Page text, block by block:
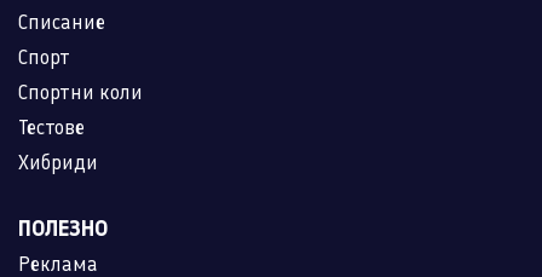
Списание
Спорт
Спортни коли
Тестове
Хибриди
ПОЛЕЗНО
Реклама